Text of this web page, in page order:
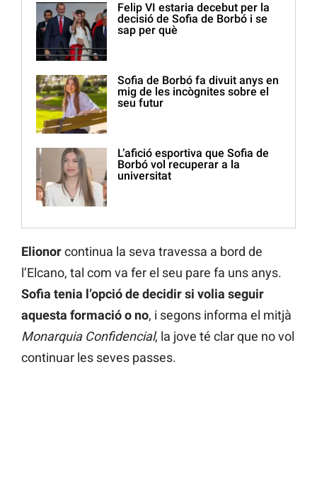
Felip VI estaria decebut per la
decisió de Sofia de Borbó i se
sap per què
Sofia de Borbó fa divuit anys en
mig de les incògnites sobre el
seu futur
L’afició esportiva que Sofia de
Borbó vol recuperar a la
universitat
Elionorcontinua la seva travessa a bord de
l’Elcano, tal com va fer el seu pare fa uns anys.
Sofia tenia l’opció de decidir si volia seguir
aquesta formació o no, i segons informa el mitjà
Monarquia Confidencial, la jove té clar que no vol
continuar les seves passes.